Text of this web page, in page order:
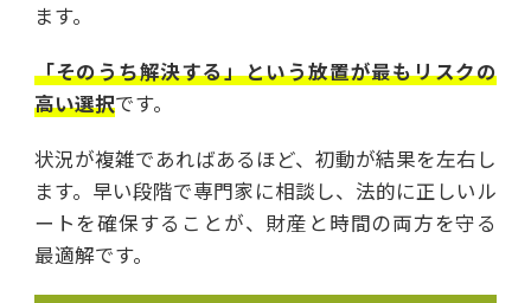
ます。
「そのうち解決する」という放置が最もリスクの
高い選択です。
状況が複雑であればあるほど、初動が結果を左右し
ます。早い段階で専門家に相談し、法的に正しいル
ートを確保することが、財産と時間の両方を守る
最適解です。